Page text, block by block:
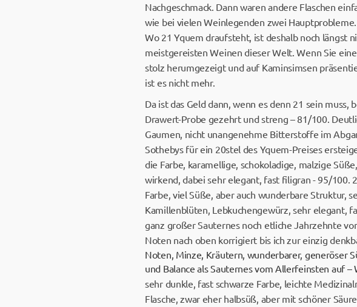
Nachgeschmack. Dann waren andere Flaschen
wie bei vielen Weinlegenden zwei
Wo 21 Yquem draufsteht, ist deshalb noch längst
meistgereisten Weinen dieser Welt. Wenn Sie
stolz herumgezeigt und auf Kaminsimsen
ist es nicht mehr.
Da ist das Geld dann, wenn es denn 21 sein
Drawert-Probe gezehrt und streng – 81/100.
Gaumen, nicht unangenehme Bitterstoffe im
Sothebys für ein 20stel des Yquem-Preises
die Farbe, karamellige, schokoladige, malzige
wirkend, dabei sehr elegant, fast filigran - 95/100.
Farbe, viel Süße, aber auch wunderbare Struktur,
Kamillenblüten, Lebkuchengewürz, sehr elegant,
ganz großer Sauternes noch etliche Jahrzehnte
Noten nach oben korrigiert bis ich zur einzig
Noten, Minze, Kräutern, wunderbarer, generöser
und Balance als Sauternes vom Allerfeinsten auf –
sehr dunkle, fast schwarze Farbe, leichte
Flasche, zwar eher halbsüß, aber mit schöner